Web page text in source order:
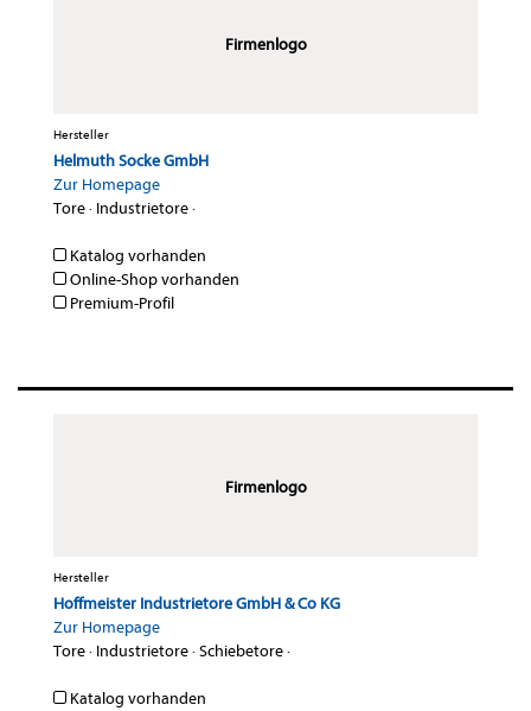
Firmenlogo
Hersteller
Helmuth Socke GmbH
Zur Homepage
Tore· Industrietore·
Katalog vorhanden
Online-Shop vorhanden
Premium-Profil
Firmenlogo
Hersteller
Hoffmeister Industrietore GmbH & Co KG
Zur Homepage
Tore· Industrietore·Schiebetore·
Katalog vorhanden